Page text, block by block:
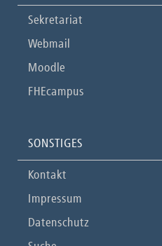
Sekretariat
Webmail
Moodle
FHEcampus
SONSTIGES
Kontakt
Impressum
Datenschutz